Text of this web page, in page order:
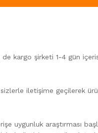
de kargo şirketi 1-4 gün
iletişime geçilerek
uygunluk araştırması